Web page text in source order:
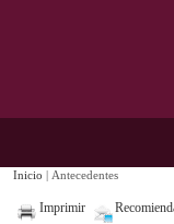
Inicio | Antecedentes
Imprimir